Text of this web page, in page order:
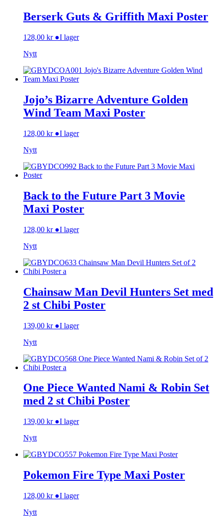
Berserk Guts & Griffith Maxi Poster
128,00 kr ●I lager
Nytt
Jojo’s Bizarre Adventure Golden
Wind Team Maxi Poster
128,00 kr ●I lager
Nytt
Back to the Future Part 3 Movie
Maxi Poster
128,00 kr ●I lager
Nytt
Chainsaw Man Devil Hunters Set med
2 st Chibi Poster
139,00 kr ●I lager
Nytt
One Piece Wanted Nami & Robin Set
med 2 st Chibi Poster
139,00 kr ●I lager
Nytt
Pokemon Fire Type Maxi Poster
128,00 kr ●I lager
Nytt